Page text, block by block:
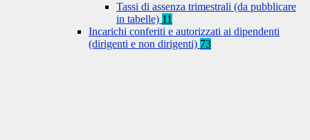
Tassi di assenza trimestrali (da pubblicare
in tabelle) 11
Incarichi conferiti e autorizzati ai dipendenti
(dirigenti e non dirigenti) 73